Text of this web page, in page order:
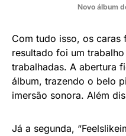
Novo álbum
Com tudo isso, os caras
resultado foi um
trabalhadas. A abertura
álbum, trazendo o belo
imersão sonora. Além
Já a segunda,